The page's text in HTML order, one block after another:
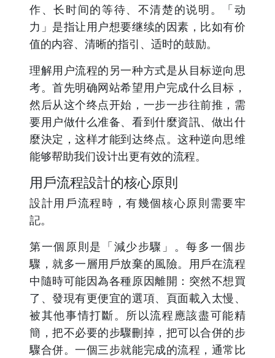
作、长时间的等待、不清楚的说明。「动
力」是指让用户想要继续的因素，比如有价
值的内容、清晰的指引、适时的鼓励。
理解用户流程的另一种方式是从目标逆向思
考。首先明确网站希望用户完成什么目标，
然后从这个终点开始，一步一步往前推，需
要用户做什么准备、看到什麼資訊、做出什
麼決定，这样才能到达终点。这种逆向思维
能够帮助我们设计出更有效的流程。
用戶流程設計的核心原則
設計用戶流程時，有幾個核心原則需要牢
記。
第一個原則是「減少步驟」。每多一個步
驟，就多一層用戶放棄的風險。用戶在流程
中隨時可能因為各種原因離開：突然不想買
了、發現有更便宜的選項、頁面載入太慢、
被其他事情打斷。所以流程應該盡可能精
簡，把不必要的步驟刪掉，把可以合併的步
驟合併。一個三步就能完成的流程，通常比